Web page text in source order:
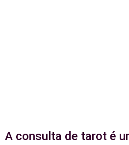
A consulta de tarot é